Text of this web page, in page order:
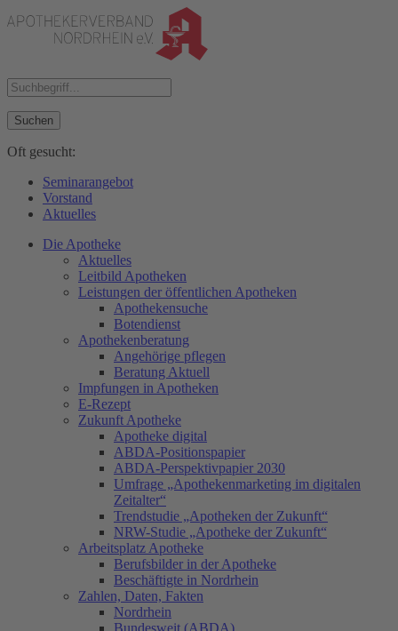
Suchen
Oft gesucht:
Seminarangebot
Vorstand
Aktuelles
Die Apotheke
Aktuelles
Leitbild Apotheken
Leistungen der öffentlichen Apotheken
Apothekensuche
Botendienst
Apothekenberatung
Angehörige pflegen
Beratung Aktuell
Impfungen in Apotheken
E-Rezept
Zukunft Apotheke
Apotheke digital
ABDA-Positionspapier
ABDA-Perspektivpapier 2030
Umfrage „Apothekenmarketing im digitalen
Zeitalter“
Trendstudie „Apotheken der Zukunft“
NRW-Studie „Apotheke der Zukunft“
Arbeitsplatz Apotheke
Berufsbilder in der Apotheke
Beschäftigte in Nordrhein
Zahlen, Daten, Fakten
Nordrhein
Bundesweit (ABDA)